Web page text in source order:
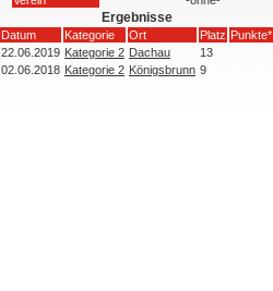
Ergebnisse
Datum Kategorie Ort Platz Punkte*
22.06.2019 Kategorie 2 Dachau
13
02.06.2018 Kategorie 2 Königsbrunn 9